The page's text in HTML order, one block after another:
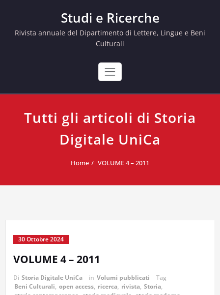
Studi e Ricerche
Rivista annuale del Dipartimento di Lettere, Lingue e Beni
Culturali
Tutti gli articoli di Storia
Digitale UniCa
Home VOLUME 4 – 2011
30 Ottobre 2024
VOLUME 4 – 2011
Di Storia Digitale UniCa in Volumi pubblicati
Tag
Beni Culturali, open access, ricerca, rivista, Storia,